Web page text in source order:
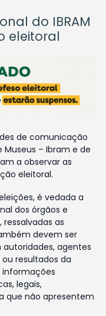
do IBRAM
eleitoral
de comunicação
– Ibram e de
a observar as
eleitoral.
é vedada a
dos órgãos e
as
devem ser
agentes
resultados da
informações
legais,
que não apresentem